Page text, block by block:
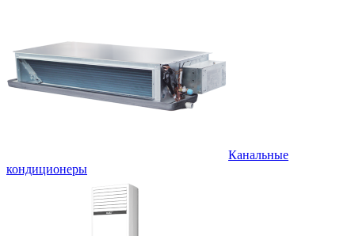
Канальные
кондиционеры